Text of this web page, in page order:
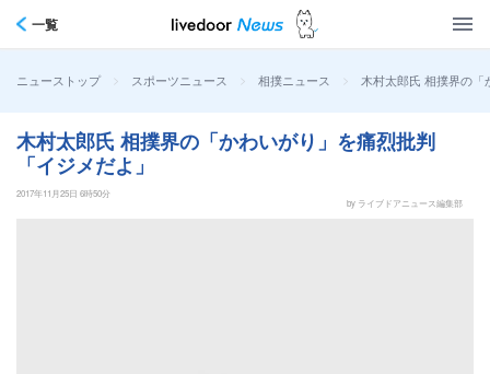
一覧
ニューストップ > スポーツニュース > 相撲ニュース > 木村太郎氏 相撲界の「
木村太郎氏 相撲界の「かわいがり」を痛烈批判
「イジメだよ」
2017年11月25日 6時50分
by ライブドアニュース編集部